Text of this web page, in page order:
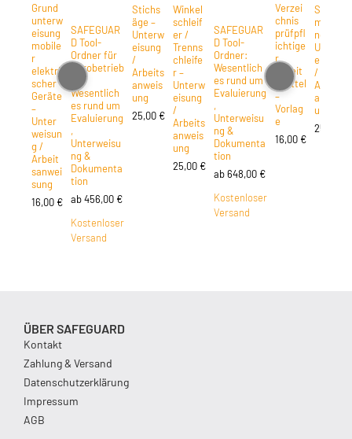
Grund
unterw
eisung
mobile
r
elektri
scher
Geräte
–
Unter
weisun
g /
Arbeit
sanwei
sung
16,00 €
SAFEGUAR
D Tool-
Ordner für
Bürobetrieb
Wesentlich
es rund um
Evaluierung
,
Unterweisu
ng &
Dokumenta
tion
ab456,00 €
Kostenloser
Versand
Stichs
äge –
Unterw
eisung
/
Arbeits
anweis
ung
25,00 €
Winkel
schleif
er /
Trenns
chleife
r –
Unterw
eisung
/
Arbeits
anweis
ung
25,00 €
SAFEGUAR
D Tool-
Ordner:
Wesentlich
es rund um
Evaluierung
,
Unterweisu
ng &
Dokumenta
tion
ab648,00 €
Kostenloser
Versand
Verzei
chnis
prüfpfl
ichtige
r
Arbeit
smittel
–
Vorlag
e
16,00 €
Schleif
maschi
nen –
Unterw
eisung
/
Arbeits
anweis
ung
25,00
ÜBER SAFEGUARD
Kontakt
Zahlung & Versand
Datenschutzerklärung
Impressum
AGB